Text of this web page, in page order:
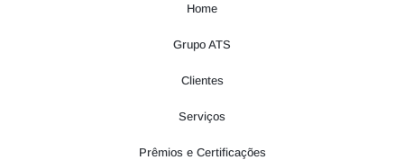
Home
Grupo ATS
Clientes
Serviços
Prêmios e Certificações